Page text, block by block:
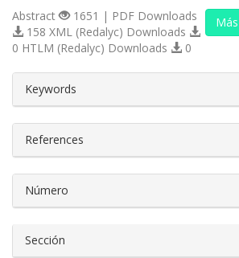
Abstract
1651 | PDF Downloads
158 XML (Redalyc) Downloads
0 HTLM (Redalyc) Downloads
0
Keywords
References
Número
Sección